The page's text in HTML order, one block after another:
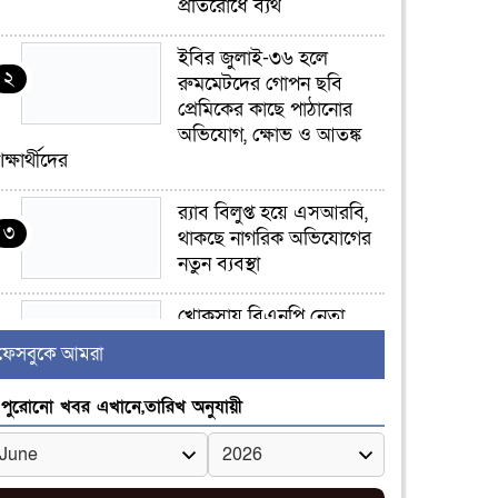
প্রতিরোধে ব্যর্থ
২
ইবির জুলাই-৩৬ হলে
রুমমেটদের গোপন ছবি
প্রেমিকের কাছে পাঠানোর
অভিযোগ, ক্ষোভ ও আতঙ্ক
৩
র‍্যাব বিলুপ্ত হয়ে এসআরবি,
থাকছে নাগরিক অভিযোগের
নতুন ব্যবস্থা
৪
খোকসায় বিএনপি নেতা
৫
সাঈদীর ছবিতে জুতা
নিক্ষেপকারীরা ‘জারজ
সন্তান’: আমির হামজা
আমরা
পুরোনো খবর এখানে,তারিখ অনুযায়ী